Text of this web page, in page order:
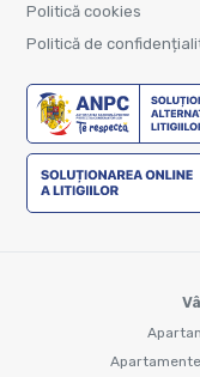
Politică cookies
Politică de